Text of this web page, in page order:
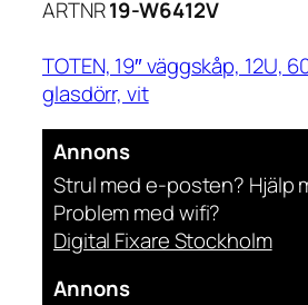
ARTNR19-W6412V
TOTEN, 19″ väggskåp, 12U,
glasdörr, vit
Annons
Strul med e-posten? Hjälp
Problem med wifi?
Digital Fixare Stockholm
Annons